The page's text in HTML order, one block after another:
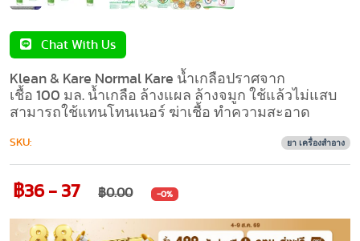
Chat With Us
Klean & Kare Normal Kare น้ำเกลือปราศจาก
เชื้อ 100 มล. น้ำเกลือ ล้างแผล ล้างจมูก ใช้แล้วไม่แสบ
สามารถใช้แทนโทนเนอร์ ฆ่าเชื้อ ทำความสะอาด
SKU: ยา เครื่องสำอาง
฿36 - 37 ฿0.00 -0%